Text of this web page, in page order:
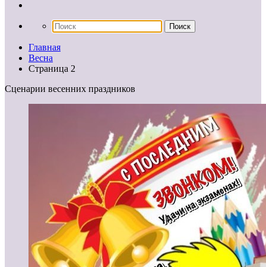
Главная
Весна
Страница 2
Сценарии весенних праздников